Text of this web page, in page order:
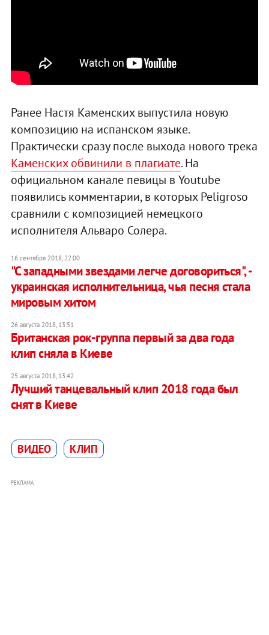
Ранее Настя Каменских выпустила новую
композицию на испанском языке.
Практически сразу после выхода нового трека
Каменских обвинили в плагиате. На
официальном канале певицы в Youtube
появились комментарии, в которых Peligroso
сравнили с композицией немецкого
исполнителя Альваро Солера.
16 сентября 2018, 22:00
"С западными звездами легче договориться", -
украинская исполнительница, чья песня стала
мировым хитом
26 августа 2018, 13:51
Британская рок-группа первый за два года
клип сняла в Киеве
25 августа 2018, 13:42
Лучший танцевальный клип 2018 года был
снят в Киеве
ВИДЕО КЛИП
РЕКЛАМА